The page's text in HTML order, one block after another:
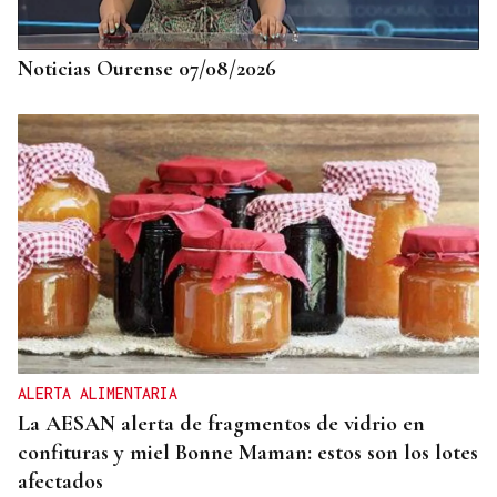
Noticias Ourense 07/08/2026
ALERTA ALIMENTARIA
La AESAN alerta de fragmentos de vidrio en
confituras y miel Bonne Maman: estos son los lotes
afectados